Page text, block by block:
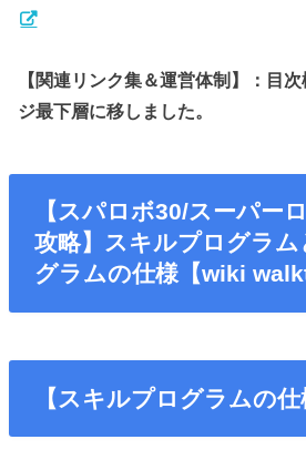
【関連リンク集＆運営体制】：目
ジ最下層に移しました。
【スパロボ30/スーパー
攻略】 スキルプログラム
グラムの仕様【wiki
【スキルプログラムの仕